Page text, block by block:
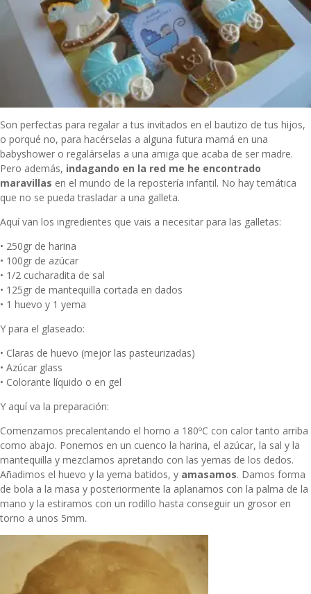
Son perfectas para regalar a tus invitados en el bautizo de tus hijos,
o porqué no, para hacérselas a alguna futura mamá en una
babyshower o regalárselas a una amiga que acaba de ser madre.
Pero además, indagando en la red me he encontrado
maravillas en el mundo de la repostería infantil. No hay temática
que no se pueda trasladar a una galleta.
Aquí van los ingredientes que vais a necesitar para las galletas:
• 250gr de harina
• 100gr de azúcar
• 1/2 cucharadita de sal
• 125gr de mantequilla cortada en dados
• 1 huevo y 1 yema
Y para el glaseado:
• Claras de huevo (mejor las pasteurizadas)
• Azúcar glass
• Colorante líquido o en gel
Y aquí va la preparación:
Comenzamos precalentando el horno a 180ºC con calor tanto arriba
como abajo. Ponemos en un cuenco la harina, el azúcar, la sal y la
mantequilla y mezclamos apretando con las yemas de los dedos.
Añadimos el huevo y la yema batidos, y amasamos. Damos forma
de bola a la masa y posteriormente la aplanamos con la palma de la
mano y la estiramos con un rodillo hasta conseguir un grosor en
torno a unos 5mm.